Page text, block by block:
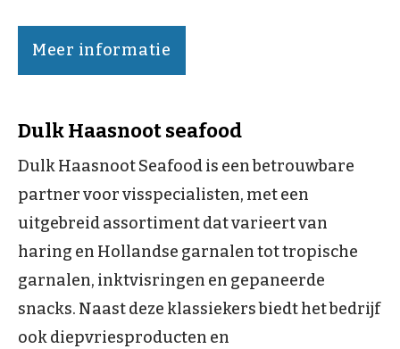
Meer informatie
Dulk Haasnoot seafood
Dulk Haasnoot Seafood is een betrouwbare
partner voor visspecialisten, met een
uitgebreid assortiment dat varieert van
haring en Hollandse garnalen tot tropische
garnalen, inktvisringen en gepaneerde
snacks. Naast deze klassiekers biedt het bedrijf
ook diepvriesproducten en